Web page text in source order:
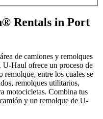
Rentals in Port
de camiones y remolques
U-Haul ofrece un proceso de
entre los cuales se
remolques utilitarios,
motocicletas. Combina tus
y un remolque de U-